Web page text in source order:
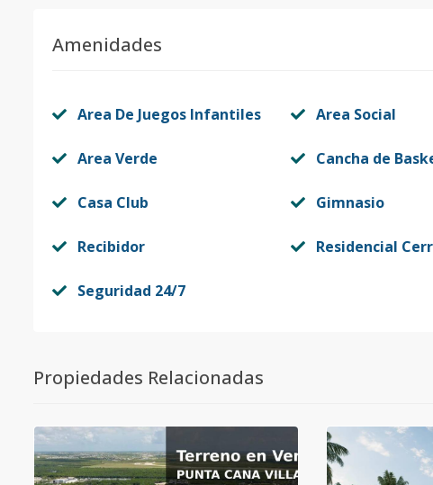
Amenidades
Area De Juegos Infantiles Area Social
Area Verde Cancha de
Casa Club Gimnasio
Recibidor Residencial
Seguridad 24/7
Propiedades Relacionadas